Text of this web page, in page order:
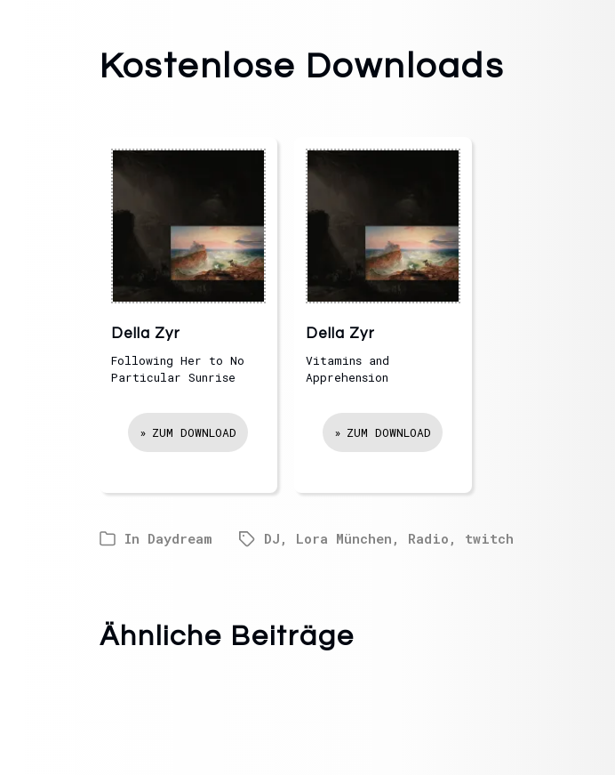
Kostenlose Downloads
Della Zyr
Following Her to No
Particular Sunrise
ZUM DOWNLOAD
Della Zyr
Vitamins and
Apprehension
ZUM DOWNLOAD
In Daydream DJ , Lora München , Radio , twitch
Ähnliche Beiträge